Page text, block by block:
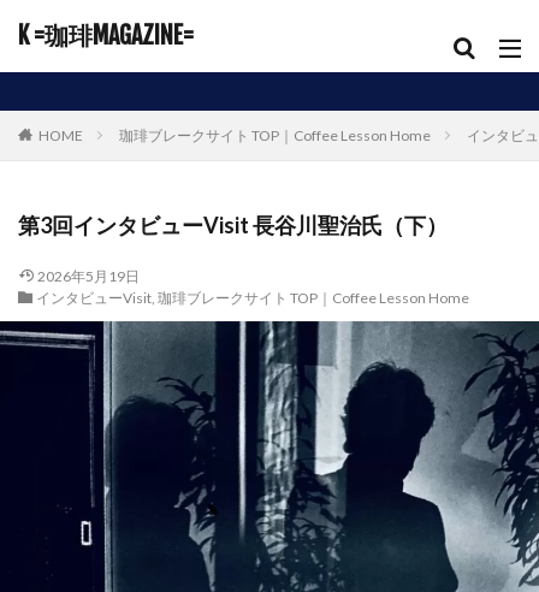
K =珈琲MAGAZINE=
HOME 珈琲ブレークサイト TOP｜Coffee Lesson Home インタビ
第3回インタビューVisit 長谷川聖治氏（下）
2026年5月19日
インタビューVisit, 珈琲ブレークサイト TOP｜Coffee Lesson Home